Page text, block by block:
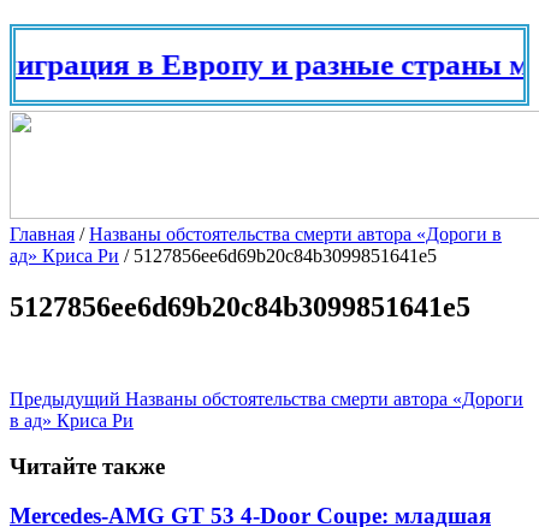
в Европу и разные страны
Главная /Названы обстоятельства смерти автора «Дороги в
ад» Криса Ри / 5127856ee6d69b20c84b3099851641e5
5127856ee6d69b20c84b3099851641e5
Предыдущий Названы обстоятельства смерти автора «Дороги
в ад» Криса Ри
Читайте также
Mercedes-AMG GT 53 4-Door Coupe: младшая